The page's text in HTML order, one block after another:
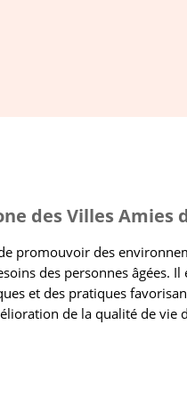
des Villes Amies
promouvoir des
des personnes âgées. Il
et des pratiques
de la qualité de vie